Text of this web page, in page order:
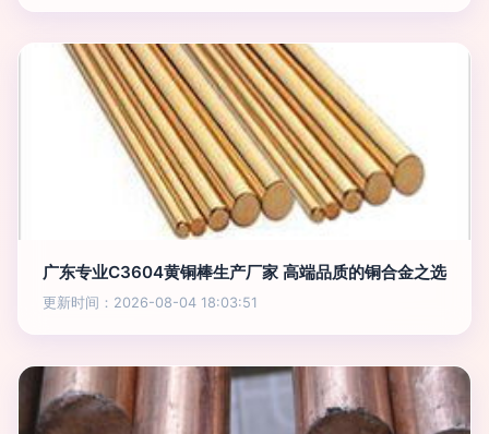
广东专业C3604黄铜棒生产厂家 高端品质的铜合金之选
更新时间：2026-08-04 18:03:51